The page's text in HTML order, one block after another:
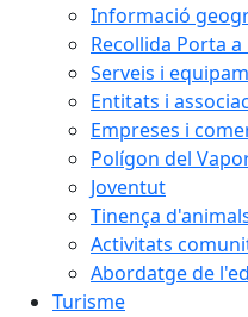
Informació
Recollida Porta
Serveis i
Entitats i
Empreses i
Polígon del
Joventut
Tinença
Activitats
Abordatge de
Turisme